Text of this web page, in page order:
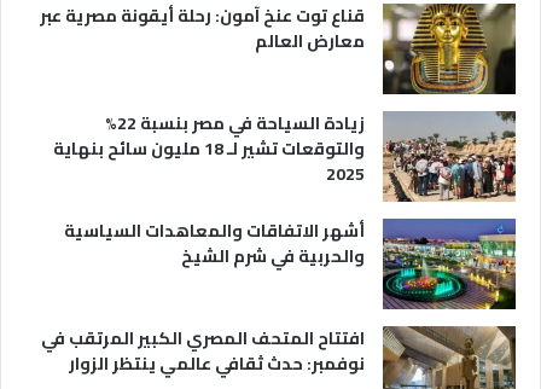
قناع توت عنخ آمون: رحلة أيقونة مصرية عبر
معارض العالم
زيادة السياحة في مصر بنسبة 22%
والتوقعات تشير لـ 18 مليون سائح بنهاية
2025
أشهر الاتفاقات والمعاهدات السياسية
والحربية في شرم الشيخ
افتتاح المتحف المصري الكبير المرتقب في
نوفمبر: حدث ثقافي عالمي ينتظر الزوار